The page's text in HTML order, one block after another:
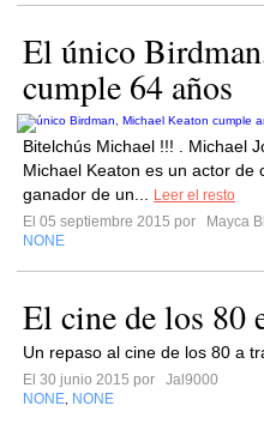
El único
cumple 64 años
Bitelchús Michael !!! . Michael
Michael Keaton es un actor de
ganador de un...
Leer el resto
El 05 septiembre 2015 por
Mayca
NONE
El cine de los 80
Un repaso al cine de los 80 a
El 30 junio 2015 por
Jal9000
NONE NONE